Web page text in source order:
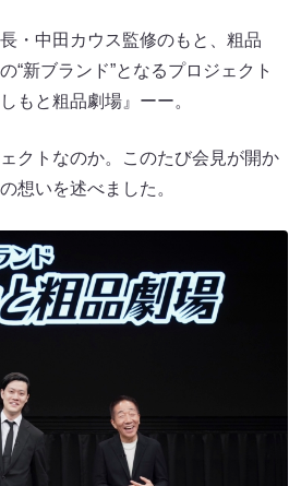
・中田カウス監修のもと、粗品
“新ブランド”となるプロジェクト
もと粗品劇場』ーー。
クトなのか。このたび会見が開か
想いを述べました。